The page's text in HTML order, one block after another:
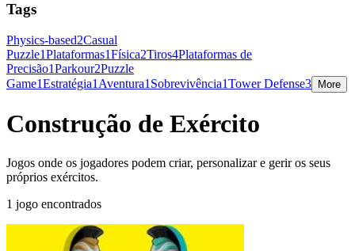
Tags
Physics-based2Casual
Puzzle1Plataformas1Física2Tiros4Plataformas de
Precisão1Parkour2Puzzle
Game1Estratégia1 Aventura1 Sobrevivência1Tower Defense3 More
Construção de Exército
Jogos onde os jogadores podem criar, personalizar e gerir os seus
próprios exércitos.
1 jogo encontrados